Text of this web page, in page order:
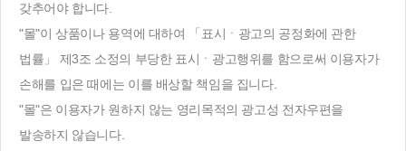
갖추어야 합니다.
"몰"이 상품이나 용역에 대하여 「표시ㆍ광고의 공정화에 관한
법률」 제3조 소정의 부당한 표시ㆍ광고행위를 함으로써 이용자가
손해를 입은 때에는 이를 배상할 책임을 집니다.
"몰"은 이용자가 원하지 않는 영리목적의 광고성 전자우편을
발송하지 않습니다.